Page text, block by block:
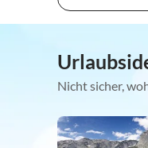
Nicht sicher,